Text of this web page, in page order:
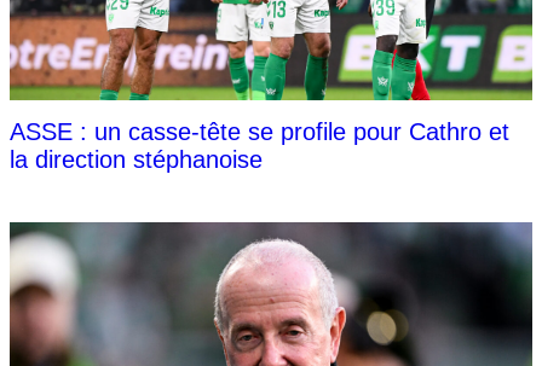
ASSE : un casse-tête se profile pour Cathro et
la direction stéphanoise